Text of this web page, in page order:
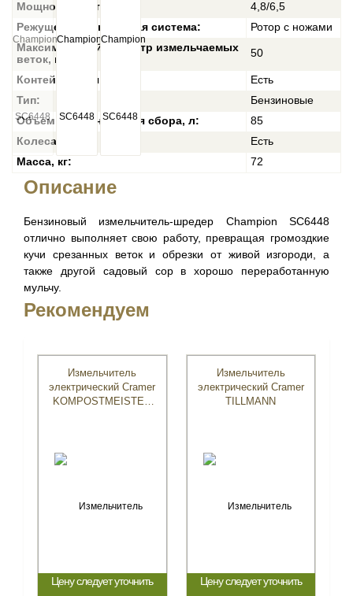
Мощность, кВт/л.с.:
4,8/6,5
Режуще-измельчающая система:
Ротор с ножами
Максимальный диаметр измельчаемых
веток, мм:
50
Контейнер для сбора:
Есть
Тип:
Бензиновые
Объем контейнера для сбора, л:
85
Колеса:
Есть
Масса, кг:
72
Описание
Бензиновый измельчитель-шредер Champion SC6448
отлично выполняет свою работу, превращая громоздкие
кучи срезанных веток и обрезки от живой изгороди, а
также другой садовый сор в хорошо переработанную
мульчу.
Рекомендуем
Измельчитель
электрический Cramer
KOMPOSTMEISTER
Цену следует уточнить
Измельчитель
электрический Cramer
TILLMANN
Цену следует уточнить